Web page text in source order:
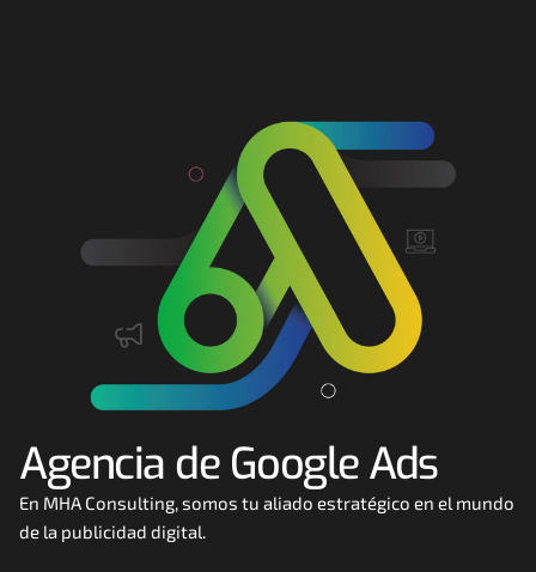
Google Ads
Desarrollo Web
Automatización
RESOURCES
Blog
Agencia de Google Ads
En MHA Consulting, somos tu aliado estratégico en el mundo
de la publicidad digital.